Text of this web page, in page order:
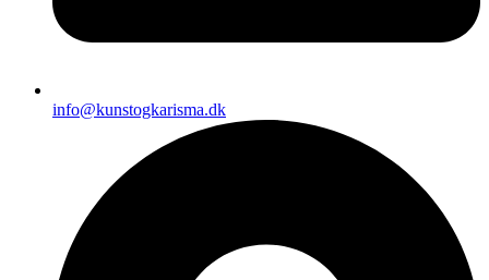
info@kunstogkarisma.dk